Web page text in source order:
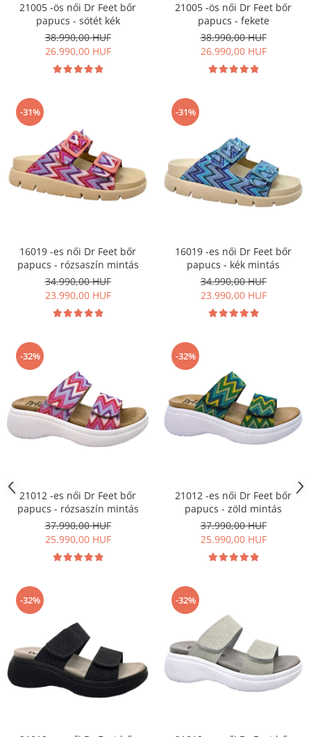
21005 -ös női Dr Feet bőr
papucs - sötét kék
38.990,00 HUF
26.990,00 HUF
21005 -ös női Dr Feet bőr
papucs - fekete
38.990,00 HUF
26.990,00 HUF
-31%
16019 -es női Dr Feet bőr
papucs - rózsaszín mintás
34.990,00 HUF
23.990,00 HUF
-31%
16019 -es női Dr Feet bőr
papucs - kék mintás
34.990,00 HUF
23.990,00 HUF
-32%
21012 -es női Dr Feet bőr
papucs - rózsaszín mintás
37.990,00 HUF
25.990,00 HUF
-32%
21012 -es női Dr Feet bőr
papucs - zöld mintás
37.990,00 HUF
25.990,00 HUF
-32% -32%